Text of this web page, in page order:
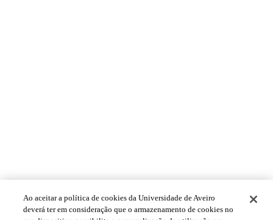
Ao aceitar a política de cookies da Universidade de Aveiro
deverá ter em consideração que o armazenamento de cookies no